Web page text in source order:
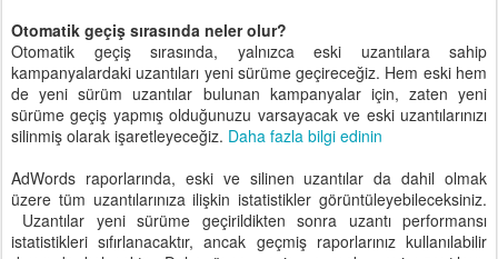
Otomatik geçiş sırasında neler olur?
Otomatik geçiş sırasında, yalnızca eski uzantılara sahip
kampanyalardaki uzantıları yeni sürüme geçireceğiz. Hem eski hem
de yeni sürüm uzantılar bulunan kampanyalar için, zaten yeni
sürüme geçiş yapmış olduğunuzu varsayacak ve eski uzantılarınızı
silinmiş olarak işaretleyeceğiz. Daha fazla bilgi edinin
AdWords raporlarında, eski ve silinen uzantılar da dahil olmak
üzere tüm uzantılarınıza ilişkin istatistikler görüntüleyebileceksiniz.
Uzantılar yeni sürüme geçirildikten sonra uzantı performansı
istatistikleri sıfırlanacaktır, ancak geçmiş raporlarınız kullanılabilir